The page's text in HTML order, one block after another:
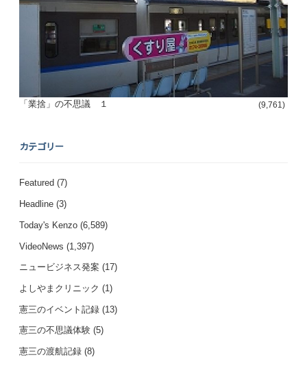
「業捨」の不思議 １ (9,761)
カテゴリー
Featured (7)
Headline (3)
Today's Kenzo (6,589)
VideoNews (1,397)
ニュービジネス発案 (17)
よしやまクリニック (1)
憲三のイベント記録 (13)
憲三の不思議体験 (5)
憲三の渡航記録 (8)